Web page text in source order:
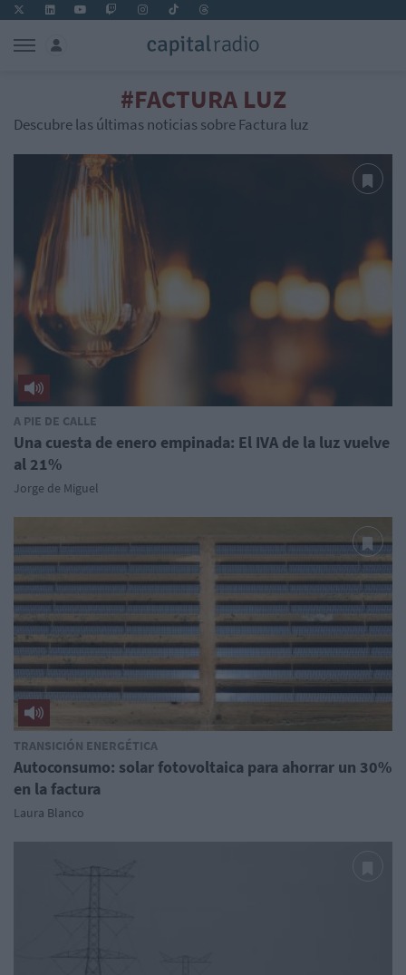
#FACTURA LUZ
Descubre las últimas noticias sobre Factura luz
A PIE DE CALLE
Una cuesta de enero empinada: El IVA de la luz vuelve
al 21%
Jorge de Miguel
TRANSICIÓN ENERGÉTICA
Autoconsumo: solar fotovoltaica para ahorrar un 30%
en la factura
Laura Blanco